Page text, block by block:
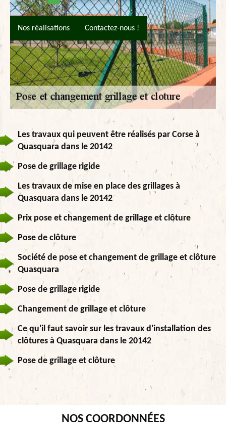
Nos réalisations Contactez-nous !
Les travaux qui peuvent être réalisés par Corse à
Quasquara dans le 20142
Pose de grillage rigide
Les travaux de mise en place des grillages à
Quasquara dans le 20142
Prix pose et changement de grillage et clôture
Pose de clôture
Société de pose et changement de grillage et clôture
Quasquara
Pose de grillage rigide
Changement de grillage et clôture
Ce qu'il faut savoir sur les travaux d'installation des
clôtures à Quasquara dans le 20142
Pose de grillage et clôture
NOS COORDONNÉES